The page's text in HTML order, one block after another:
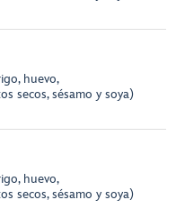
huevo,
secos, sésamo y soya)
huevo,
secos, sésamo y soya)